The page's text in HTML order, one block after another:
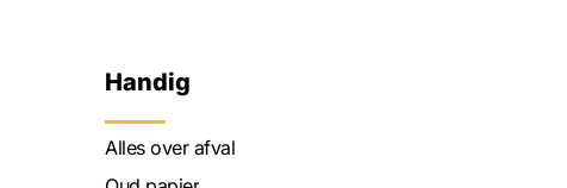
Handig
Alles over afval